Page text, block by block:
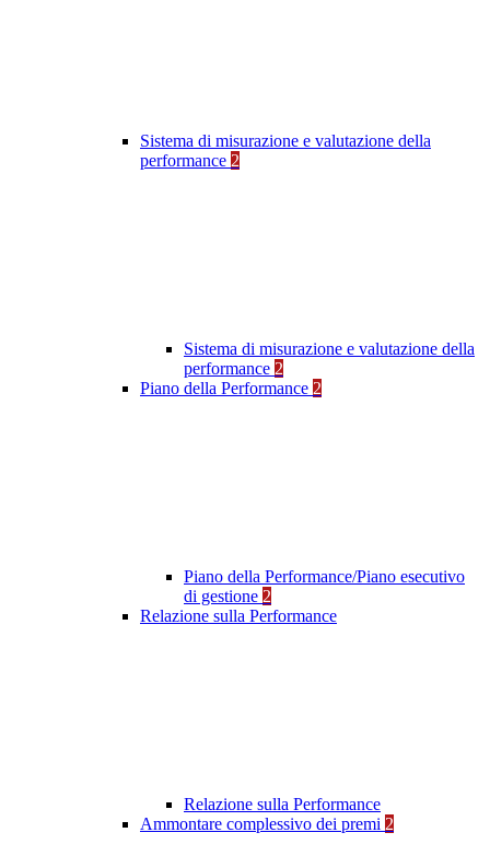
Sistema di misurazione e valutazione della
performance 2
Sistema di misurazione e valutazione della
performance 2
Piano della Performance 2
Piano della Performance/Piano esecutivo
di gestione 2
Relazione sulla Performance
Relazione sulla Performance
Ammontare complessivo dei premi 2